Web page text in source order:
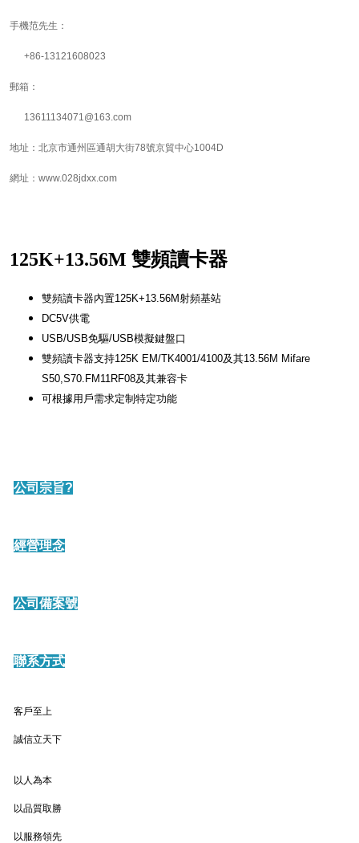
手機范先生：
+86-13121608023
郵箱：
13611134071@163.com
地址：北京市通州區通胡大街78號京貿中心1004D
網址：www.028jdxx.com
125K+13.56M 雙頻讀卡器
雙頻讀卡器內置125K+13.56M射頻基站
DC5V供電
USB/USB免驅/USB模擬鍵盤口
雙頻讀卡器支持125K EM/TK4001/4100及其13.56M Mifare
S50,S70.FM11RF08及其兼容卡
可根據用戶需求定制特定功能
公司宗旨?
經營理念
公司備案號
聯系方式
客戶至上
誠信立天下
以人為本
以品質取勝
以服務領先